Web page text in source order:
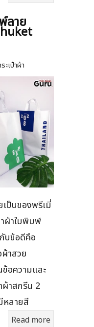
ลาย
ะเป๋าผ้า
เป็นของพรีเมี่
ผ้าใบพิมพ์
บข้อดีคือ
าสวย
อความและ
ผ้าสกรีน 2
หลายสี
Read more